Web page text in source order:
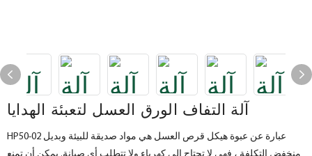
آلة التفاف الورق العسل لتعبئة الهدايا
HP50-02 عبارة عن عبوة هيكل قرص العسل هي مواد صديقة للبيئة وبديل